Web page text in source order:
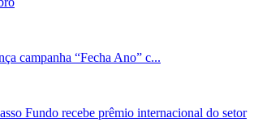
campanha “Fecha Ano” c...